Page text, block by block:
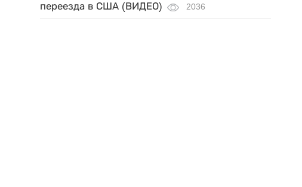
переезда в США (ВИДЕО)
2036